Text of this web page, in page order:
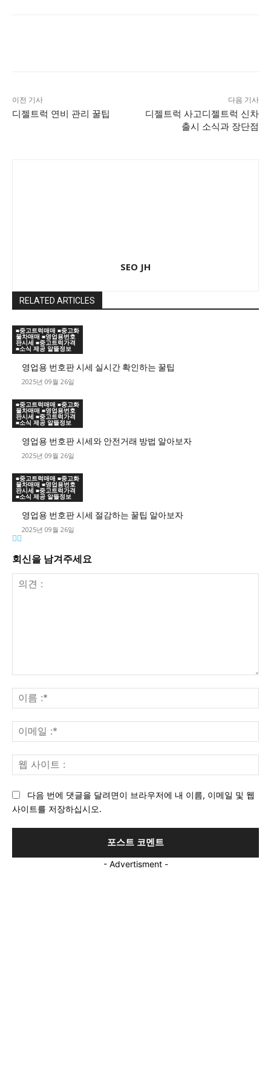
이전 기사
디젤트럭 연비 관리 꿀팁
다음 기사
디젤트럭 사고디젤트럭 신차
출시 소식과 장단점
SEO JH
RELATED ARTICLES
■중고트럭매매 ■중고화
물차매매 ■영업용번호
판시세 ■중고트럭가격
■소식 제공 알뜰정보
영업용 번호판 시세 실시간 확인하는 꿀팁
2025년 09월 26일
■중고트럭매매 ■중고화
물차매매 ■영업용번호
판시세 ■중고트럭가격
■소식 제공 알뜰정보
영업용 번호판 시세와 안전거래 방법 알아보자
2025년 09월 26일
■중고트럭매매 ■중고화
물차매매 ■영업용번호
판시세 ■중고트럭가격
■소식 제공 알뜰정보
영업용 번호판 시세 절감하는 꿀팁 알아보자
2025년 09월 26일
회신을 남겨주세요
견
:
름
:*
메
일
사
다음 번에 댓글을 달려면이 브라우저에 내 이름, 이메일 및 웹
사이트를 저장하십시오.
- Advertisment -